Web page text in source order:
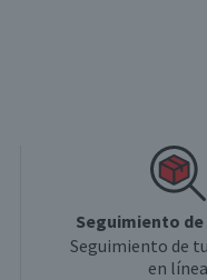
Seguimiento de
Seguimiento de
en línea